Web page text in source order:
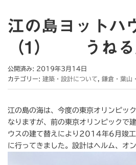
江の島ヨットハ
（1） うねる
公開済み: 2019年3月14日
カテゴリー: 建築・設計について 鎌倉・葉山
江の島の海は、今度の東京オリンピッ
なりますが、前の東京オリンピックで
ウスの建て替えにより2014年6月竣工
に行ってきました。設計はヘルム、オ